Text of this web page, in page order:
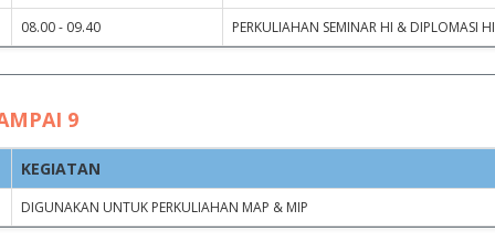
Clear filters
08.00 - 09.40 PERKULIAHAN SEMINAR HI & DIPLOMASI HI
9
KEGIATAN
DIGUNAKAN UNTUK PERKULIAHAN MAP & MIP